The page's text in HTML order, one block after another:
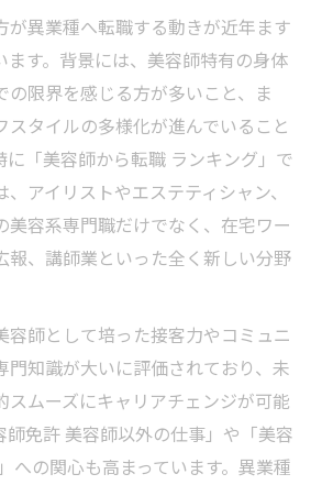
が異業種へ転職する動きが近年ます
ます。背景には、美容師特有の身体
の限界を感じる方が多いこと、ま
スタイルの多様化が進んでいること
に「美容師から転職 ランキング」で
アイリストやエステティシャン、
美容系専門職だけでなく、在宅ワー
報、講師業といった全く新しい分野
容師として培った接客力やコミュニ
門知識が大いに評価されており、未
スムーズにキャリアチェンジが可能
師免許 美容師以外の仕事」や「美容
への関心も高まっています。異業種